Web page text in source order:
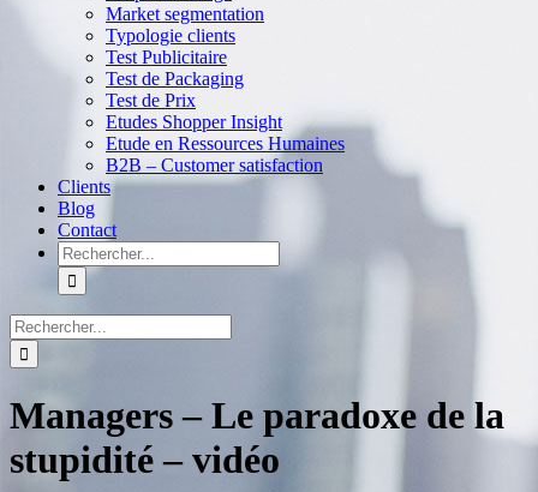
Market segmentation
Typologie clients
Test Publicitaire
Test de Packaging
Test de Prix
Etudes Shopper Insight
Etude en Ressources Humaines
B2B – Customer satisfaction
Clients
Blog
Contact
Rechercher:
Rechercher:
Managers – Le paradoxe de la
stupidité – vidéo